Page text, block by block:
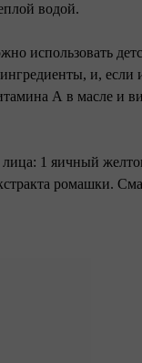
водой.
использовать
и, если
А в масле и
1 яичный
ромашки.